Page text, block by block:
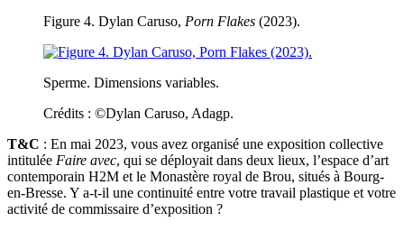
Figure 4. Dylan Caruso, Porn Flakes (2023).
Sperme. Dimensions variables.
Crédits : ©Dylan Caruso, Adagp.
T&C : En mai 2023, vous avez organisé une exposition collective
intitulée Faire avec, qui se déployait dans deux lieux, l’espace d’art
contemporain H2M et le Monastère royal de Brou, situés à Bourg-
en-Bresse. Y a-t-il une continuité entre votre travail plastique et votre
activité de commissaire d’exposition ?